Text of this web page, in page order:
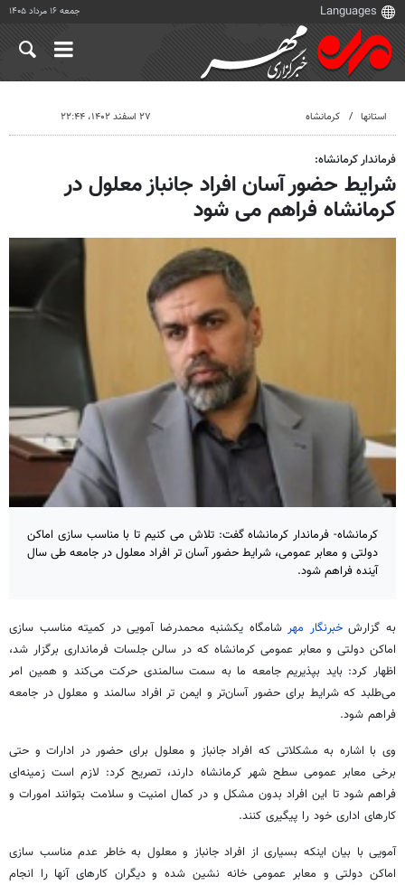
جمعه ۱۶ مرداد ۱۴۰۵
استانها کرمانشاه ۲۷ اسفند ۱۴۰۲، ۲۲:۴۴
فرماندار کرمانشاه:
شرایط حضور آسان افراد جانباز معلول در
کرمانشاه فراهم می شود
کرمانشاه- فرماندار کرمانشاه گفت: تلاش می کنیم تا با مناسب سازی اماکن
دولتی و معابر عمومی، شرایط حضور آسان تر افراد معلول در جامعه طی سال
آینده فراهم شود.
به گزارشخبرنگار مهر شامگاه یکشنبه محمدرضاآموییدر کمیته مناسب سازی
اماکن دولتی و معابر عمومی کرمانشاه که در سالن جلسات فرمانداری برگزار شد،
اظهار کرد: باید بپذیریم جامعه ما به سمت سالمندی حرکت می‌کند و همین امر
می‌طلبد که شرایط برای حضور آسان‌تر و ایمن تر افراد سالمند و معلول در جامعه
فراهم شود.
وی با اشاره به مشکلاتی که افراد جانباز و معلول برای حضور در ادارات و حتی
برخی معابر عمومی سطح شهر کرمانشاه دارند، تصریح کرد: لازم است زمینه‌ای
فراهم شود تا این افراد بدون مشکل و در کمال امنیت و سلامت بتوانند امورات و
کارهای اداری خود را پیگیری کنند.
آمویی با بیان اینکه بسیاری از افراد جانباز و معلول به خاطر عدم مناسب سازی
اماکن دولتی و معابر عمومی خانه نشین شده و دیگران کارهای آنها را انجام